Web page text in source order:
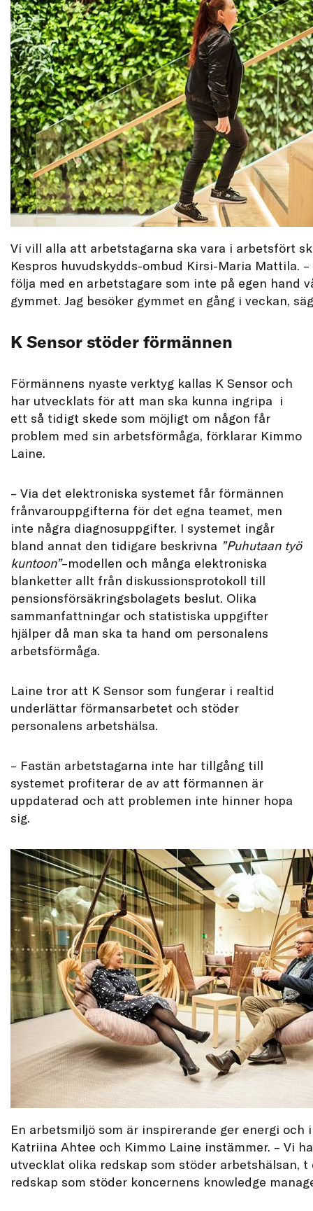
Vi vill alla att arbetstagarna ska vara i arbetsfört
Kespros huvudskydds-ombud Kirsi-Maria Mattila. –
följa med en arbetstagare som inte på egen hand
gymmet. Jag besöker gymmet en gång i veckan,
K Sensor stöder förmännen
Förmännens nyaste verktyg kallas K Sensor och
har utvecklats för att man ska kunna ingripa i
ett så tidigt skede som möjligt om någon får
problem med sin arbetsförmåga, förklarar Kimmo
Laine.
– Via det elektroniska systemet får förmännen
frånvarouppgifterna för det egna teamet, men
inte några diagnosuppgifter. I systemet ingår
bland annat den tidigare beskrivna ”Puhutaan työ
kuntoon”–modellen och många elektroniska
blanketter allt från diskussionsprotokoll till
pensionsförsäkringsbolagets beslut. Olika
sammanfattningar och statistiska uppgifter
hjälper då man ska ta hand om personalens
arbetsförmåga.
Laine tror att K Sensor som fungerar i realtid
underlättar förmansarbetet och stöder
personalens arbetshälsa.
– Fastän arbetstagarna inte har tillgång till
systemet profiterar de av att förmannen är
uppdaterad och att problemen inte hinner hopa
sig.
En arbetsmiljö som är inspirerande ger energi och
Katriina Ahtee och Kimmo Laine instämmer. – Vi
utvecklat olika redskap som stöder arbetshälsan, t
redskap som stöder koncernens knowledge